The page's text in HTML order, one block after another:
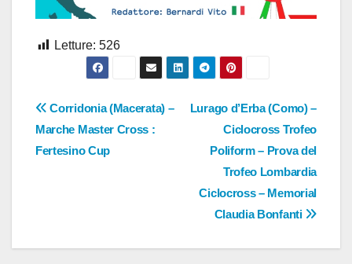
Letture: 526
Navigazione
articoli
Lurago d’Erba (Como) –
Ciclocross Trofeo
Poliform – Prova del
Trofeo Lombardia
Ciclocross – Memorial
Claudia Bonfanti
Corridonia (Macerata) –
Marche Master Cross :
Fertesino Cup